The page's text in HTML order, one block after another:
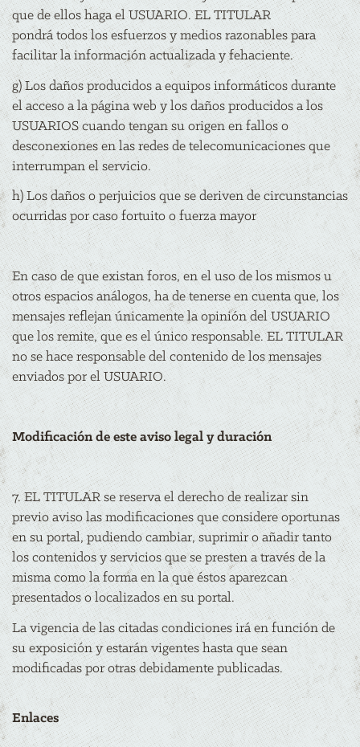
que de ellos haga el USUARIO. EL TITULAR
pondrá todos los esfuerzos y medios razonables para
facilitar la información actualizada y fehaciente.
g) Los daños producidos a equipos informáticos durante
el acceso a la página web y los daños producidos a los
USUARIOS cuando tengan su origen en fallos o
desconexiones en las redes de telecomunicaciones que
interrumpan el servicio.
h) Los daños o perjuicios que se deriven de circunstancias
ocurridas por caso fortuito o fuerza mayor
En caso de que existan foros, en el uso de los mismos u
otros espacios análogos, ha de tenerse en cuenta que, los
mensajes reflejan únicamente la opinión del USUARIO
que los remite, que es el único responsable. EL TITULAR
no se hace responsable del contenido de los mensajes
enviados por el USUARIO.
Modificación de este aviso legal y duración
7. EL TITULAR se reserva el derecho de realizar sin
previo aviso las modificaciones que considere oportunas
en su portal, pudiendo cambiar, suprimir o añadir tanto
los contenidos y servicios que se presten a través de la
misma como la forma en la que éstos aparezcan
presentados o localizados en su portal.
La vigencia de las citadas condiciones irá en función de
su exposición y estarán vigentes hasta que sean
modificadas por otras debidamente publicadas.
Enlaces